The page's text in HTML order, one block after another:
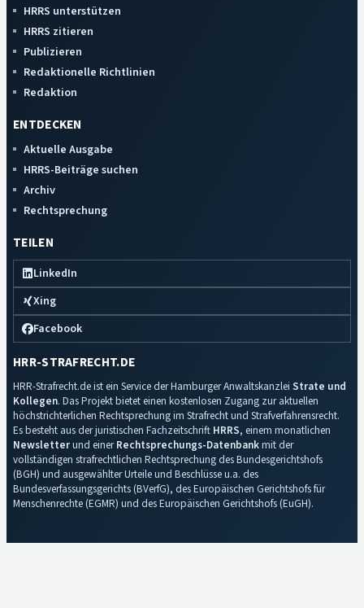
HRRS unterstützen
HRRS zitieren
Publizieren
Redaktionelle Richtlinien
Redaktion
ENTDECKEN
Aktuelle Ausgabe
HRRS-Beiträge suchen
Archiv
Rechtsprechung
TEILEN
LinkedIn
Xing
Facebook
HRR-STRAFRECHT.DE
HRR-Strafrecht.de ist ein Service der Hamburger Anwaltskanzlei Strate und
Kollegen. Das Projekt bietet einen kostenlosen Zugang zur aktuellen
höchstrichterlichen Rechtsprechung im Strafrecht und Strafverfahrensrecht.
Es besteht aus der juristischen Fachzeitschrift HRRS, einem monatlichen
Newsletterund einerRechtsprechungs-Datenbankmit der
vollständigen strafrechtlichen Rechtsprechung des Bundesgerichtshofs
(BGH) und ausgewählter Urteile und Beschlüsse u.a. des
Bundesverfassungsgerichts (BVerfG), des Europäischen Gerichtshofs für
Menschenrechte (EGMR) und des Europäischen Gerichtshofs (EuGH).